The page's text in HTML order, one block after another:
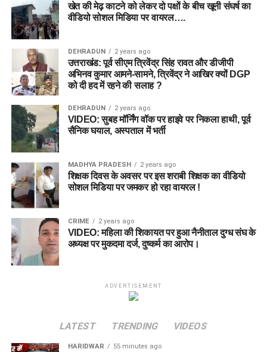
खेत की मेढ़ काटने को लेकर दो पक्षों के बीच खूनी संघर्ष का
वीडियो सोशल मिडिया पर वायरल….
DEHRADUN 2 years ago
उत्तराखंड: पूर्व सीएम त्रिवेंद्र सिंह रावत और डीजीपी
अभिनव कुमार आमने-सामने, त्रिवेंद्र ने आखिर क्यों DGP
को दी हद में रहने की सलाह ?
DEHRADUN 2 years ago
VIDEO: सुबह मॉर्निंग वॉक पर हाइवे पर निकला हाथी, पूर्व
सैनिक घयाल, अस्पताल में भर्ती
MADHYA PRADESH 2 years ago
शिक्षक दिवस के अवसर पर इस शराबी शिक्षक का वीडियो
सोशल मिडिया पर जमकर हो रहा वायरल !
CRIME 2 years ago
VIDEO: महिला की शिकायत पर हुआ नैनीताल दुग्ध संघ के
अध्यक्ष पर मुकदमा दर्ज, दुष्कर्म का आरोप।
ADVERTISEMENT
LATEST TRENDING VIDEOS
HARIDWAR 55 minutes ago